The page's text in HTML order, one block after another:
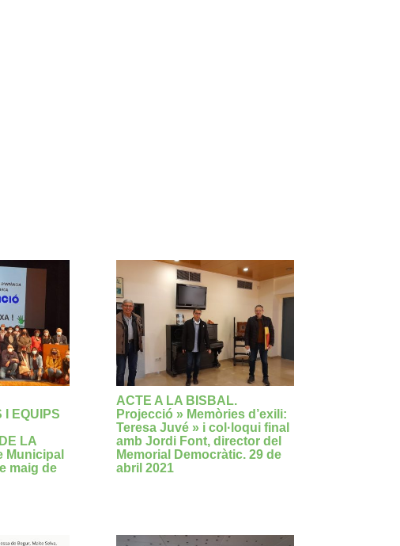
I EQUIPS
LA
Municipal
maig de
ACTE A LA BISBAL.
Projecció » Memòries d’exili:
Teresa Juvé » i col·loqui final
amb Jordi Font, director del
Memorial Democràtic. 29 de
abril 2021